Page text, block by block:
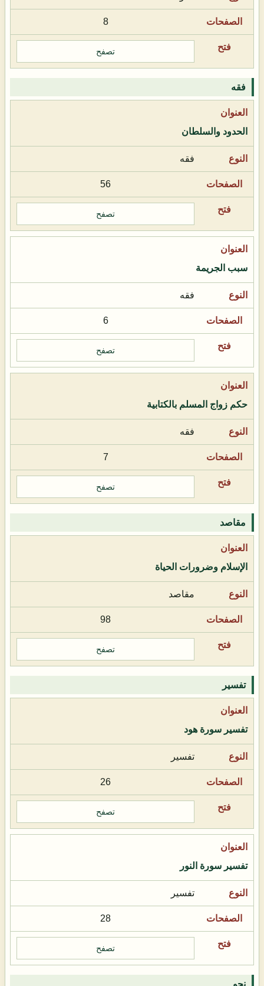
8
تصفح
فقه
الحدود والسلطان
فقه
56
تصفح
سبب الجريمة
فقه
6
تصفح
حكم زواج المسلم بالكتابية
فقه
7
تصفح
مقاصد
الإسلام وضرورات الحياة
مقاصد
98
تصفح
تفسير
تفسير سورة هود
تفسير
26
تصفح
تفسير سورة النور
تفسير
28
تصفح
نحو